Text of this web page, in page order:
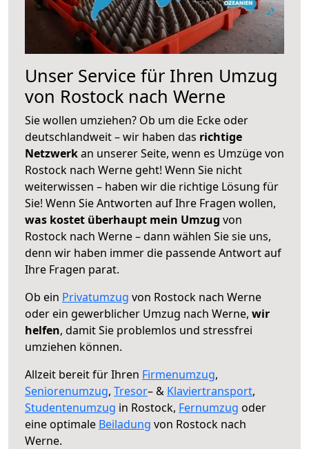
Unser Service für Ihren Umzug
von Rostock nach Werne
Sie wollen umziehen? Ob um die Ecke oder
deutschlandweit – wir haben das richtige
Netzwerkan unserer Seite, wenn es Umzüge von
Rostock nach Werne geht! Wenn Sie nicht
weiterwissen – haben wir die richtige Lösung für
Sie! Wenn Sie Antworten auf Ihre Fragen wollen,
was kostet überhaupt mein Umzug von
Rostock nach Werne – dann wählen Sie sie uns,
denn wir haben immer die passende Antwort auf
Ihre Fragen parat.
Ob ein Privatumzug von Rostock nach Werne
oder ein gewerblicher Umzug nach Werne, wir
helfen, damit Sie problemlos und stressfrei
umziehen können.
Allzeit bereit für Ihren Firmenumzug,
Seniorenumzug, Tresor– & Klaviertransport,
Studentenumzug in Rostock, Fernumzug oder
eine optimale Beiladung von Rostock nach
Werne.